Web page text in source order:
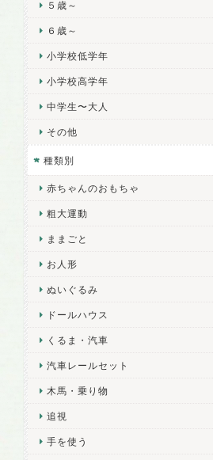
５歳～
６歳～
小学校低学年
小学校高学年
中学生〜大人
その他
種類別
赤ちゃんのおもちゃ
粗大運動
ままごと
お人形
ぬいぐるみ
ドールハウス
くるま・汽車
汽車レールセット
木馬・乗り物
追視
手を使う